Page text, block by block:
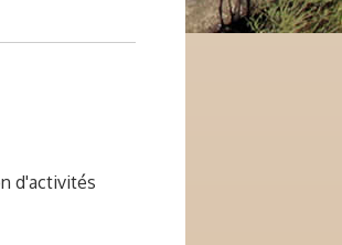
d'activités